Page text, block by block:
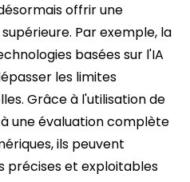
offrir une
Par exemple, la
basées sur l'IA
les limites
Grâce à l'utilisation de
une évaluation complète
ils peuvent
précises et exploitables